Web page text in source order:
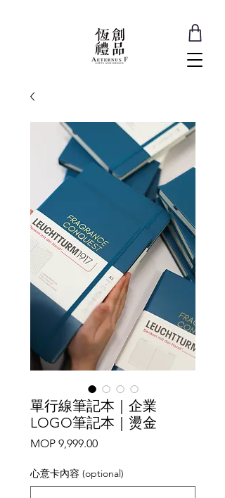
單行線筆記本｜企業
LOGO筆記本｜燙金
MOP 9,999.00Price
心意卡內容 (optional)